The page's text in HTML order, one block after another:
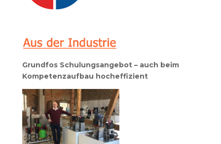
Grundfos Schulungsangebot – auch beim
Kompetenzaufbau hocheffizient